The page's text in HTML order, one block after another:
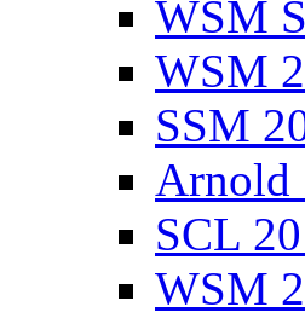
WSM
WSM
SSM
Arnold
SCL
WSM